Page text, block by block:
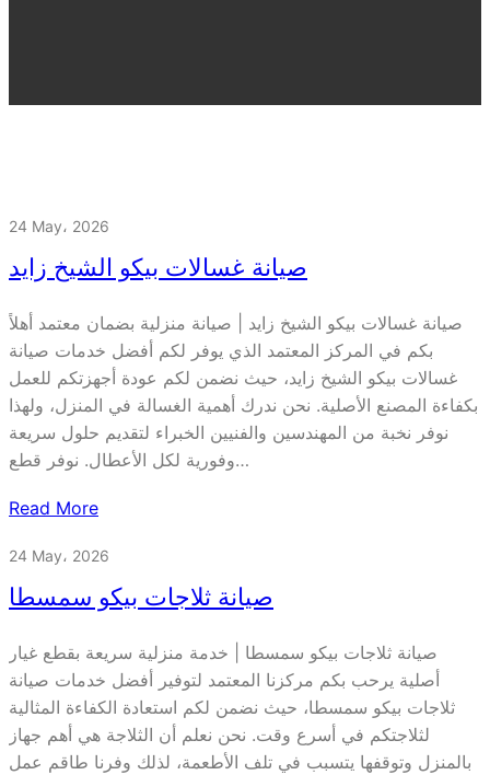
24 May، 2026
صيانة غسالات بيكو الشيخ زايد
صيانة غسالات بيكو الشيخ زايد | صيانة منزلية بضمان معتمد أهلاً
بكم في المركز المعتمد الذي يوفر لكم أفضل خدمات صيانة
غسالات بيكو الشيخ زايد، حيث نضمن لكم عودة أجهزتكم للعمل
بكفاءة المصنع الأصلية. نحن ندرك أهمية الغسالة في المنزل، ولهذا
نوفر نخبة من المهندسين والفنيين الخبراء لتقديم حلول سريعة
وفورية لكل الأعطال. نوفر قطع…
Read More
24 May، 2026
صيانة ثلاجات بيكو سمسطا
صيانة ثلاجات بيكو سمسطا | خدمة منزلية سريعة بقطع غيار
أصلية يرحب بكم مركزنا المعتمد لتوفير أفضل خدمات صيانة
ثلاجات بيكو سمسطا، حيث نضمن لكم استعادة الكفاءة المثالية
لثلاجتكم في أسرع وقت. نحن نعلم أن الثلاجة هي أهم جهاز
بالمنزل وتوقفها يتسبب في تلف الأطعمة، لذلك وفرنا طاقم عمل